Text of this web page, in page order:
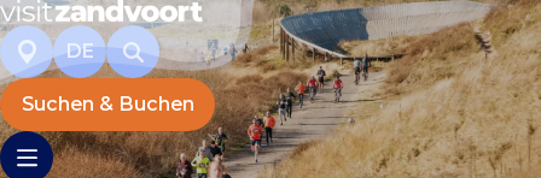
DE
Suchen & Buchen